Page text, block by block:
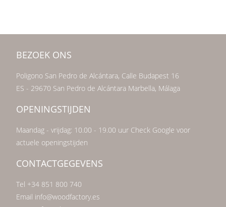
BEZOEK ONS
Poligono San Pedro de Alcántara, Calle Budapest 16
ES - 29670 San Pedro de Alcántara Marbella, Málaga
OPENINGSTIJDEN
Maandag - vrijdag: 10.00 - 19.00 uur Check Google voor
actuele openingstijden
CONTACTGEGEVENS
Tel +34 851 800 740
Email info@woodfactory.es